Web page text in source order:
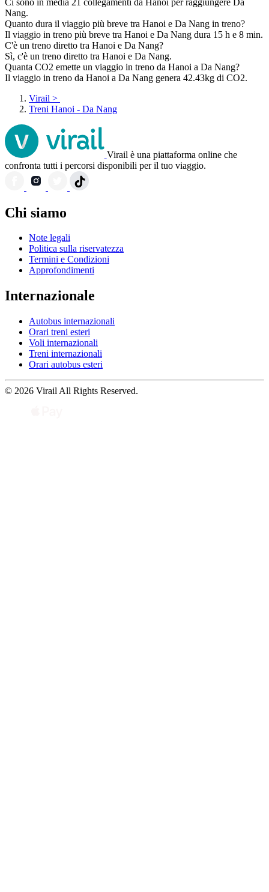
Nang.
Quanto dura il viaggio più breve tra Hanoi e Da Nang in treno?
Il viaggio in treno più breve tra Hanoi e Da Nang dura 15 h e 8 min.
C'è un treno diretto tra Hanoi e Da Nang?
Sì, c'è un treno diretto tra Hanoi e Da Nang.
Quanta CO2 emette un viaggio in treno da Hanoi a Da Nang?
Il viaggio in treno da Hanoi a Da Nang genera 42.43kg di CO2.
Virail >
Treni Hanoi - Da Nang
Virail è una piattaforma online che
confronta tutti i percorsi disponibili per il tuo viaggio.
Chi siamo
Note legali
Politica sulla riservatezza
Termini e Condizioni
Approfondimenti
Internazionale
Autobus internazionali
Orari treni esteri
Voli internazionali
Treni internazionali
Orari autobus esteri
© 2026 Virail All Rights Reserved.